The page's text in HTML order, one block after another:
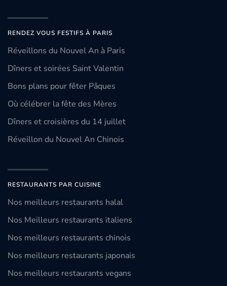
RENDEZ VOUS FESTIFS À PARIS
Réveillons du Nouvel An à Paris
Dîners et soirées Saint Valentin
Bons plans pour fêter Pâques
Où célébrer la fête des Mères
Dîners et croisières du 14 juillet
Réveillon du Nouvel An Chinois
RESTAURANTS PAR CUISINE
Nos meilleurs restaurants halal
Nos Meilleurs restaurants italiens
Nos meilleurs restaurants chinois
Nos meilleurs restaurants japonais
Nos meilleurs restaurants vegans